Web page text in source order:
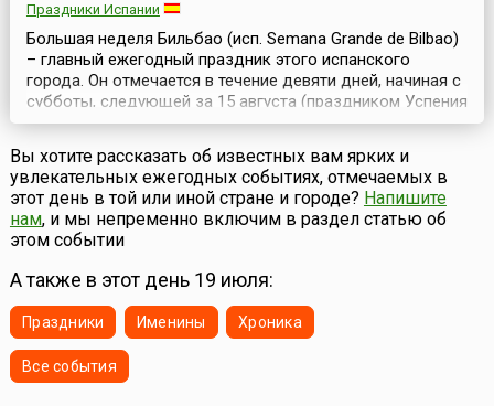
Праздники Испании
Большая неделя Бильбао (исп. Semana Grande de Bilbao)
– главный ежегодный праздник этого испанского
города. Он отмечается в течение девяти дней, начиная с
субботы, следующей за 15 августа (праздником Успения
Богородицы).Официальный статус праздник получил в
1978 году, хотя и прежде в августе в Бильбао проходили
разнообразные увеселительные мероприятия – ярмарки,
корриды, состязания силачей, ци...
Вы хотите рассказать об известных вам ярких и
увлекательных ежегодных событиях, отмечаемых в
этот день в той или иной стране и городе? Напишите
нам, и мы непременно включим в раздел статью об
этом событии
А также в этот день 19 июля:
Праздники Именины Хроника
Все события